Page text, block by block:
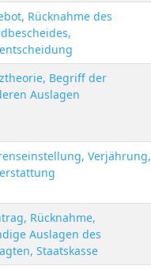
Rücknahme des
Begriff der
Auslagen
Verjährung,
Rücknahme,
Auslagen des
Staatskasse